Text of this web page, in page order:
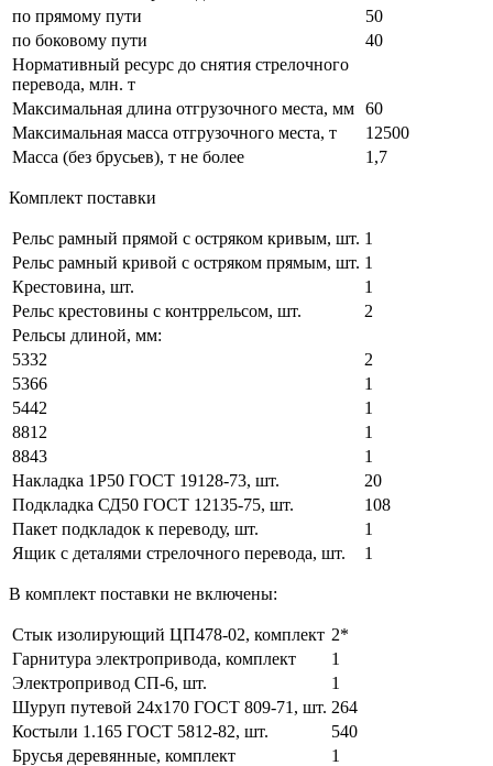
по прямому пути
50
по боковому пути
40
Нормативный ресурс до снятия стрелочного
перевода, млн. т
Максимальная длина отгрузочного места, мм 60
Максимальная масса отгрузочного места, т
12500
Масса (без брусьев), т не более
1,7
Комплект поставки
Рельс рамный прямой с остряком кривым, шт. 1
Рельс рамный кривой с остряком прямым, шт. 1
Крестовина, шт.
1
Рельс крестовины с контррельсом, шт.
2
Рельсы длиной, мм:
5332
2
5366
1
5442
1
8812
1
8843
1
Накладка 1Р50 ГОСТ 19128-73, шт.
20
Подкладка СД50 ГОСТ 12135-75, шт.
108
Пакет подкладок к переводу, шт.
1
Ящик с деталями стрелочного перевода, шт.
1
В комплект поставки не включены:
Стык изолирующий ЦП478-02, комплект 2*
Гарнитура электропривода, комплект
1
Электропривод СП-6, шт.
1
Шуруп путевой 24х170 ГОСТ 809-71, шт. 264
Костыли 1.165 ГОСТ 5812-82, шт.
540
Брусья деревянные, комплект
1